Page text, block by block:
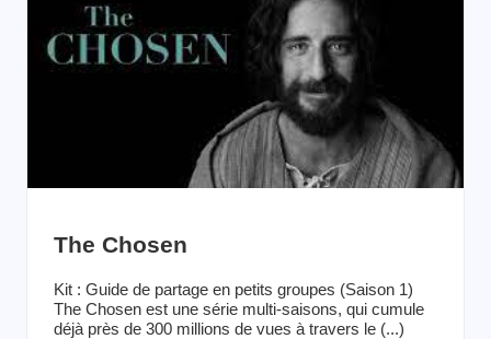
The Chosen
Kit : Guide de partage en petits groupes (Saison 1)
The Chosen est une série multi-saisons, qui cumule
déjà près de 300 millions de vues à travers le (...)